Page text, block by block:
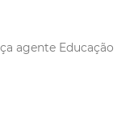
agente Educação